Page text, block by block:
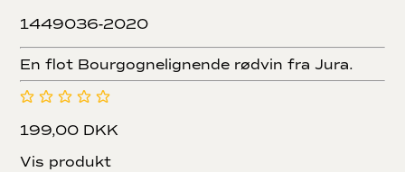
1449036-2020
En flot Bourgognelignende rødvin fra Jura.
199,00 DKK
Vis produkt